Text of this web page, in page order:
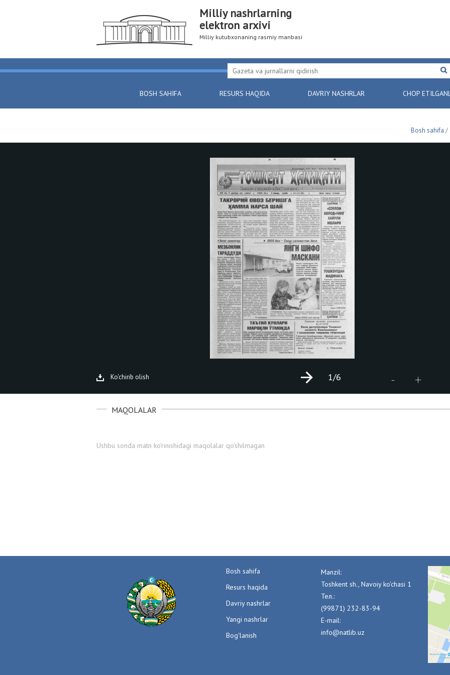
Milliy nashrlarning
elektron arxivi
Milliy kutubxonaning rasmiy manbasi
BOSH SAHIFA RESURS HAQIDA DAVRIY NASHRLAR CHOP
Bosh sahifa /
Ko'chirib olish - +
1/6
MAQOLALAR
Ushbu sonda matn ko'rinishidagi maqolalar qo'shilmagan
Bosh sahifa
Resurs haqida
Davriy nashrlar
Yangi nashrlar
Bog'lanish
Manzil:
Toshkent sh., Navoiy ko'chasi 1
Тел.:
(99871) 232-83-94
E-mail:
info@natlib.uz